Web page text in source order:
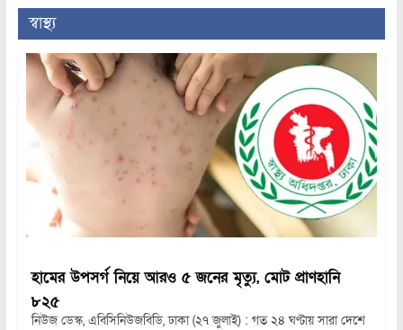
স্বাস্থ্য
হামের উপসর্গ নিয়ে আরও ৫ জনের মৃত্যু, মোট প্রাণহানি
৮২৫
নিউজ ডেস্ক, এবিসিনিউজবিডি, ঢাকা (২৭ জুলাই) : গত ২৪ ঘণ্টায় সারা দেশে